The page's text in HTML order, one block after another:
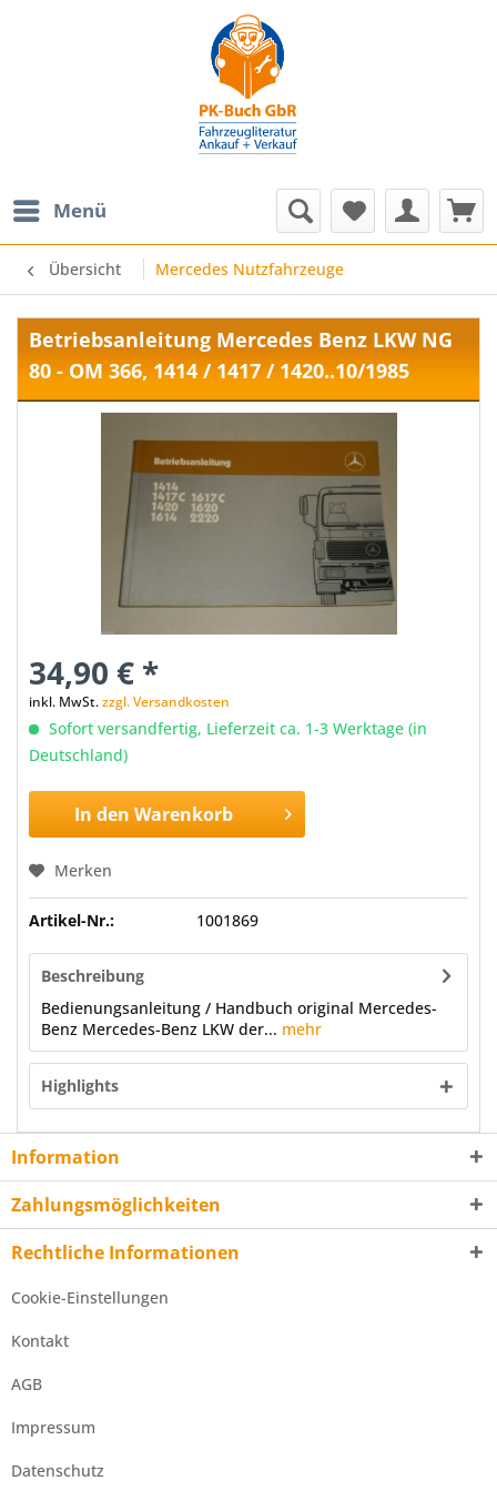
Menü
Übersicht Mercedes Nutzfahrzeuge
Betriebsanleitung Mercedes Benz LKW NG
80 - OM 366, 1414 / 1417 / 1420..10/1985
34,90 € *
inkl. MwSt.zzgl. Versandkosten
Sofort versandfertig, Lieferzeit ca. 1-3 Werktage (in
Deutschland)
In den Warenkorb
Merken
Artikel-Nr.: 1001869
Beschreibung
Bedienungsanleitung / Handbuch original Mercedes-
Benz Mercedes-Benz LKW der... mehr
Highlights
Information
Zahlungsmöglichkeiten
Rechtliche Informationen
Cookie-Einstellungen
Kontakt
AGB
Impressum
Datenschutz